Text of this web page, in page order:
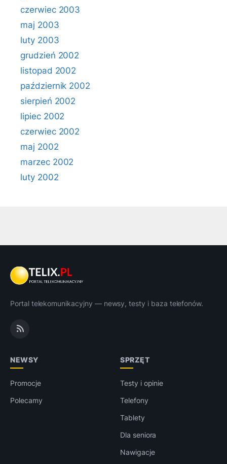
czerwiec 2003
maj 2003
luty 2003
grudzień 2002
listopad 2002
październik 2002
sierpień 2002
lipiec 2002
czerwiec 2002
maj 2002
marzec 2002
luty 2002
Portal telekomunikacyjny — newsy, testy i baza telefonów.
NEWSY
Promocje
Polecamy
SPRZĘT
Testy i opinie
Telefony
Tablety
Dla seniora
Nawigacje